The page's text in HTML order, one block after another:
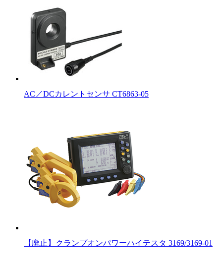
AC／DCカレントセンサ CT6863-05
【廃止】クランプオンパワーハイテスタ 3169/3169-01